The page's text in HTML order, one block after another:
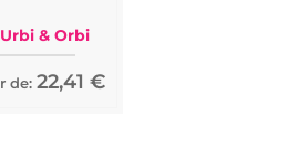
Urbi & Orbi
de: 22,41 €